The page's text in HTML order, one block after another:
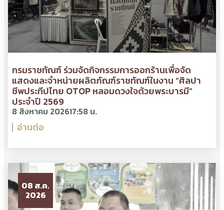
กรมราชทัณฑ์ ร่วมจัดกิจกรรมการออกร้านเพื่อจัด
แสดงและจำหน่ายผลิตภัณฑ์ราชทัณฑ์ในงาน “ศิลปา
ชีพประทีปไทย OTOP หลอมดวงใจด้วยพระบารมี”
ประจำปี 2569
8 สิงหาคม 202617:58 น.
อ่านต่อ
08 ส.ค.
2026